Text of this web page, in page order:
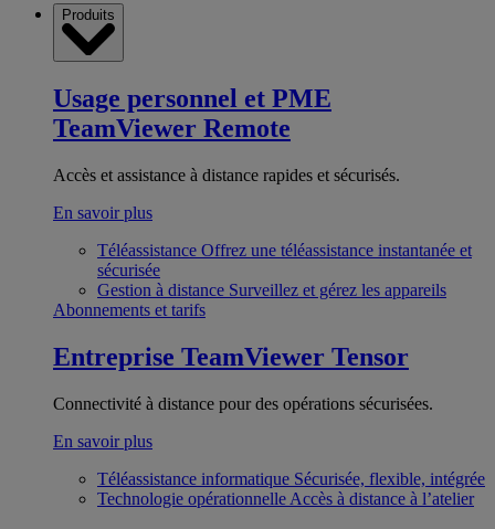
Produits
Usage personnel et PME
TeamViewer Remote
Accès et assistance à distance rapides et sécurisés.
En savoir plus
Téléassistance Offrez une téléassistance instantanée et
sécurisée
Gestion à distance Surveillez et gérez les appareils
Abonnements et tarifs
Entreprise TeamViewer Tensor
Connectivité à distance pour des opérations sécurisées.
En savoir plus
Téléassistance informatique Sécurisée, flexible, intégrée
Technologie opérationnelle Accès à distance à l’atelier